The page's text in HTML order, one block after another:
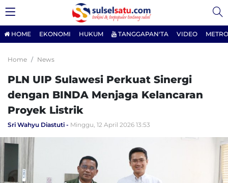
HOME EKONOMI HUKUM TANGGAPAN'TA VIDEO
Home News
PLN UIP Sulawesi Perkuat Sinergi
dengan BINDA Menjaga Kelancaran
Proyek Listrik
Sri Wahyu Diastuti Minggu, 12 April 2026 13:53